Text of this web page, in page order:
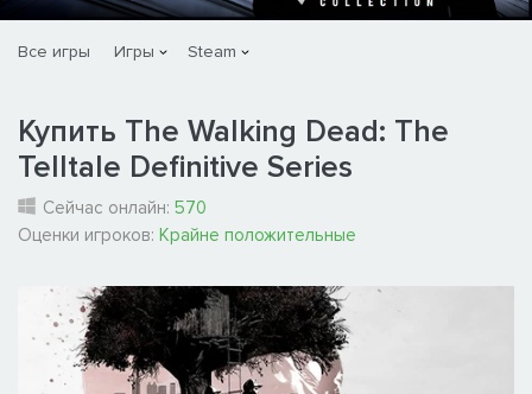
Все игры Игры Steam
Купить The Walking Dead: The
Telltale Definitive Series
Сейчас онлайн: 570
Оценки игроков: Крайне положительные